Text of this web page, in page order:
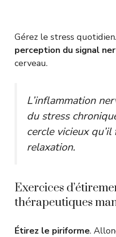
Gérez le stress quotidien.
perception du signal
cerveau.
L’inflammation
du stress
cercle vicieux
relaxation.
Exercices
thérapeutiques
Étirez le piriforme.